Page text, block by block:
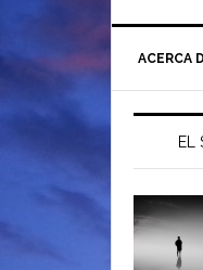
ACERCA
EL